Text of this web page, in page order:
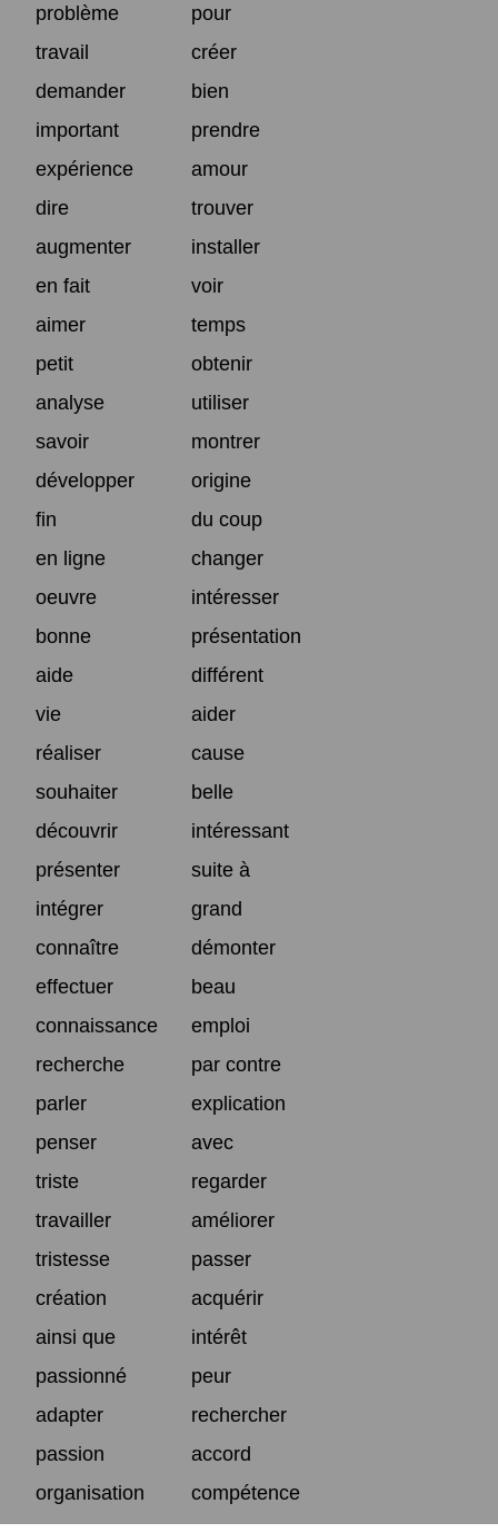
problème
pour
travail
créer
demander
bien
important
prendre
expérience
amour
dire
trouver
augmenter
installer
en fait
voir
aimer
temps
petit
obtenir
analyse
utiliser
savoir
montrer
développer
origine
fin
du coup
en ligne
changer
oeuvre
intéresser
bonne
présentation
aide
différent
vie
aider
réaliser
cause
souhaiter
belle
découvrir
intéressant
présenter
suite à
intégrer
grand
connaître
démonter
effectuer
beau
connaissance
emploi
recherche
par contre
parler
explication
penser
avec
triste
regarder
travailler
améliorer
tristesse
passer
création
acquérir
ainsi que
intérêt
passionné
peur
adapter
rechercher
passion
accord
organisation
compétence